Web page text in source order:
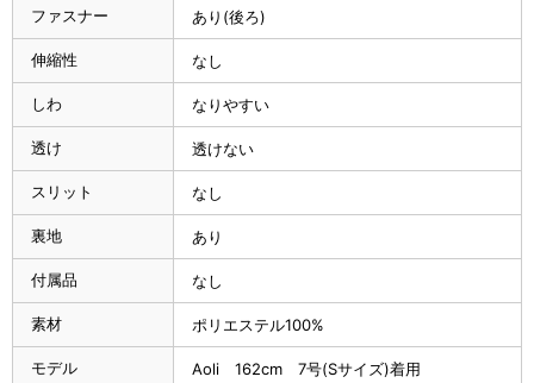
ファスナー あり(後ろ)
伸縮性 なし
しわ なりやすい
透け 透けない
スリット なし
裏地 あり
付属品 なし
素材 ポリエステル100%
モデル Aoli 162cm 7号(Sサイズ)着用